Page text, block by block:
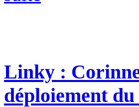
Linky :
déploiement